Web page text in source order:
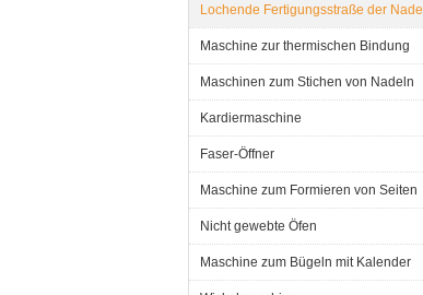
Lochende Fertigungsstraße der Nadel
Maschine zur thermischen Bindung
Maschinen zum Stichen von Nadeln
Kardiermaschine
Faser-Öffner
Maschine zum Formieren von Seiten
Nicht gewebte Öfen
Maschine zum Bügeln mit Kalender